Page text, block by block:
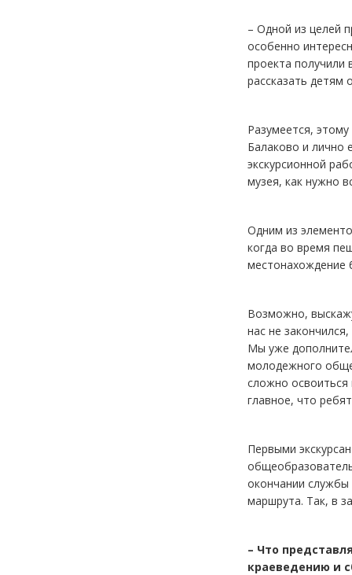
– Одной из целей
особенно
проекта получили
рассказать детям
Разумеется,
Балаково и лично
экскурсионной
музея, как нужно
Одним из
когда во время
местонахождение
Возможно,
нас не
Мы уже
молодежного
сложно освоиться
главное, что
Первыми
окончании
маршрута. Так, в
– Что
краеведению и